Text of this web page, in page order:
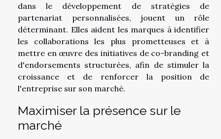
dans le développement de stratégies de
partenariat personnalisées, jouent un rôle
déterminant. Elles aident les marques à identifier
les collaborations les plus prometteuses et à
mettre en œuvre des initiatives de co-branding et
d'endorsements structurées, afin de stimuler la
croissance et de renforcer la position de
l'entreprise sur son marché.
Maximiser la présence sur le
marché